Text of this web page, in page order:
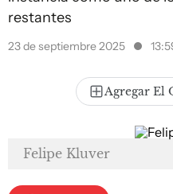
restantes
23 de septiembre 2025
Agregar El
Felipe Kluver